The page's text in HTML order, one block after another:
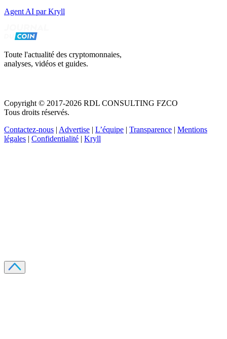
Agent AI par Kryll
Toute l'actualité des cryptomonnaies,
analyses, vidéos et guides.
Copyright © 2017-2026 RDL CONSULTING FZCO
Tous droits réservés.
Contactez-nous | Advertise | L’équipe | Transparence | Mentions
légales | Confidentialité | Kryll